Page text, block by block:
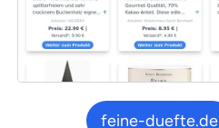
feine-duefte.de